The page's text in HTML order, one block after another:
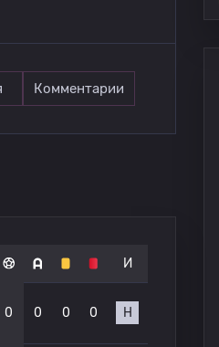
Комментарии
И
0 0 0 0 Н